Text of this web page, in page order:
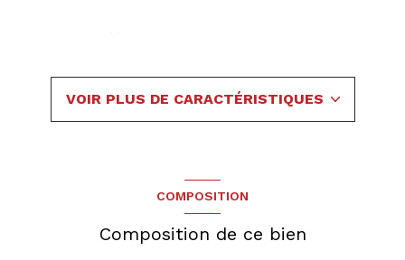
VOIR PLUS DE CARACTÉRISTIQUES
COMPOSITION
Composition de ce bien